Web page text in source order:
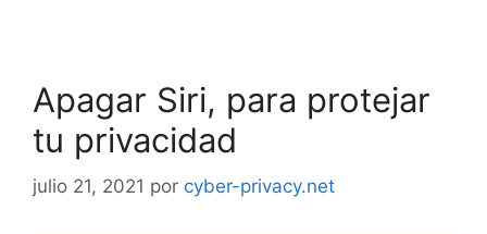
Apagar Siri, para protejar
tu privacidad
julio 21, 2021 por cyber-privacy.net